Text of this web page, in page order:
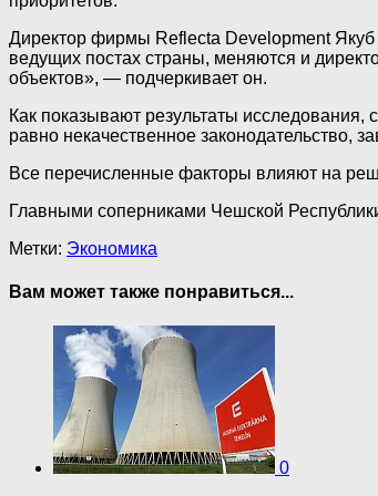
Директор фирмы Reflecta Development Якуб
ведущих постах страны, меняются и
объектов», — подчеркивает он.
Как показывают результаты
равно некачественное законодательство,
Все перечисленные факторы влияют на
Главными соперниками Чешской
Метки: Экономика
Вам может также понравиться...
0